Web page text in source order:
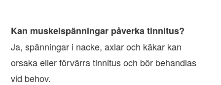
Kan muskelspänningar påverka tinnitus?
Ja, spänningar i nacke, axlar och käkar kan
orsaka eller förvärra tinnitus och bör behandlas
vid behov.